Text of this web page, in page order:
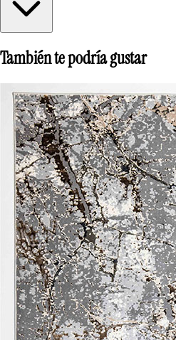
También te podría gustar